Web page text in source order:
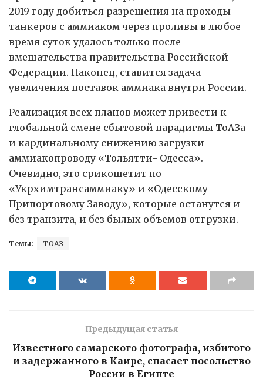
2019 году добиться разрешения на проходы
танкеров с аммиаком через проливы в любое
время суток удалось только после
вмешательства правительства Российской
Федерации. Наконец, ставится задача
увеличения поставок аммиака внутри России.
Реализация всех планов может привести к
глобальной смене сбытовой парадигмы ТоАЗа
и кардинальному снижению загрузки
аммиакопроводу «Тольятти- Одесса».
Очевидно, это срикошетит по
«Укрхимтрансаммиаку» и «Одесскому
Припортовому Заводу», которые останутся и
без транзита, и без былых объемов отгрузки.
Темы: ТОАЗ
Предыдущая статья
Известного самарского фотографа, избитого
и задержанного в Каире, спасает посольство
России в Египте